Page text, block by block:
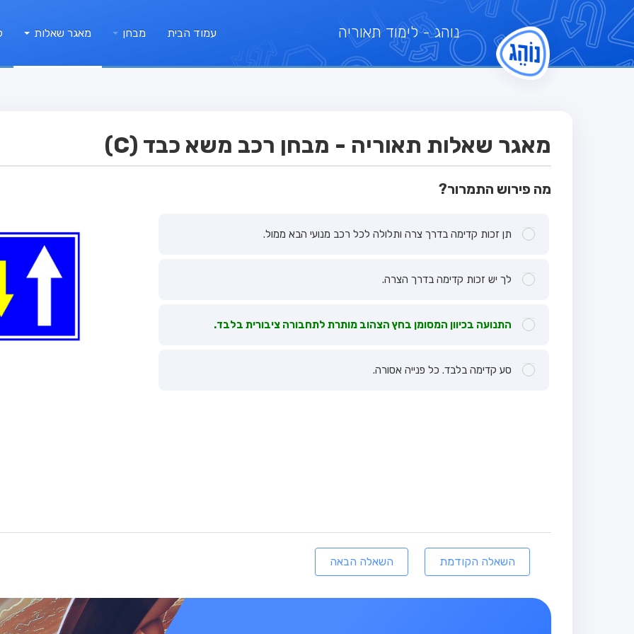
נוהג- לימוד תאוריה עמוד הבית מבחן מאגר שאלות
מאגר שאלות תאוריה - מבחן רכב משא כבד (C)
מה פירוש התמרור?
תן זכות קדימה בדרך צרה ותלולה לכל רכב מנועי הבא ממול.
לך יש זכות קדימה בדרך הצרה.
התנועה בכיוון המסומן בחץ הצהוב מותרת לתחבורה ציבורית בלבד.
סע קדימה בלבד. כל פנייה אסורה.
השאלה הקודמת השאלה הבאה